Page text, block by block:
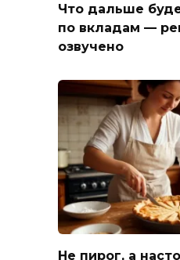
Что дальше
по вкладам —
озвучено
Не пирог, а